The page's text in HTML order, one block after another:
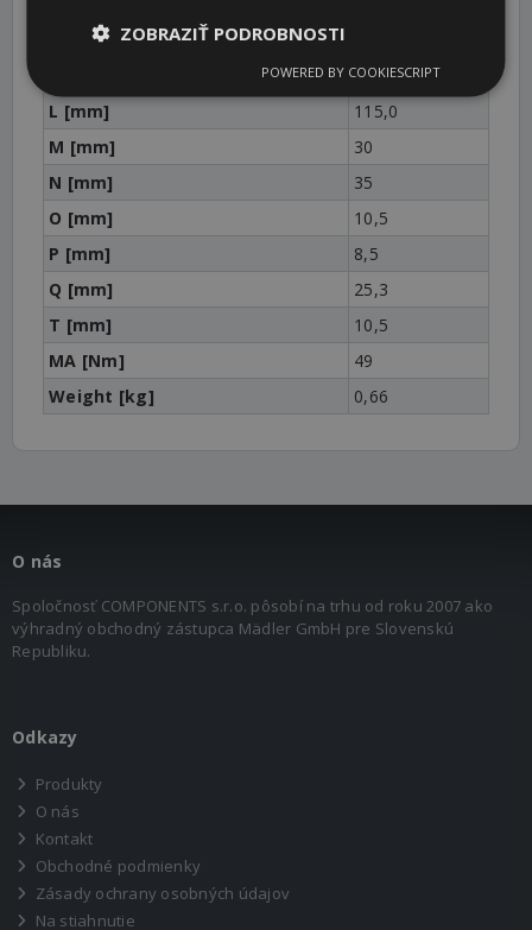
J2 [mm]
30
L [mm]
115,0
M [mm]
30
N [mm]
35
O [mm]
10,5
P [mm]
8,5
Q [mm]
25,3
T [mm]
10,5
MA [Nm]
49
Weight [kg]
0,66
O nás
Spoločnosť COMPONENTS s.r.o. pôsobí na trhu od roku 2007 ako
výhradný obchodný zástupca Mädler GmbH pre Slovenskú
Republiku.
Odkazy
Produkty
O nás
Kontakt
Obchodné podmienky
Zásady ochrany osobných údajov
Na stiahnutie
ZOBRAZIŤ PODROBNOSTI
POWERED BY COOKIESCRIPT